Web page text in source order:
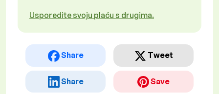
Usporedite svoju plaću s drugima.
Share Tweet
Share Save